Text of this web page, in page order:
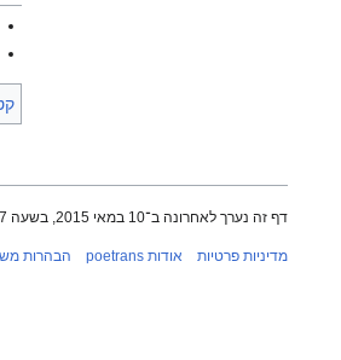
דף זה נערך לאחרונה ב־10 במאי 2015, בשעה 14:27.
מדיניות פרטיות אודות poetrans הבהרות